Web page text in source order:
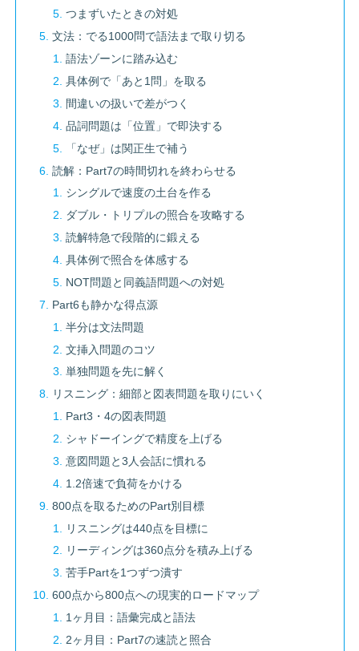
つまずいたときの対処
文法：でる1000問で語法まで取り切る
語法ゾーンに踏み込む
具体例で「あと1問」を取る
間違いの扱いで差がつく
品詞問題は「位置」で即決する
「なぜ」は関正生で補う
読解：Part7の時間切れを終わらせる
シングルで速度の土台を作る
ダブル・トリプルの照合を攻略する
読解特急で段階的に鍛える
具体例で照合を体感する
NOT問題と同義語問題への対処
Part6も静かな得点源
半分は文法問題
文挿入問題のコツ
単独問題を先に解く
リスニング：細部と図表問題を取りにいく
Part3・4の図表問題
シャドーイングで精度を上げる
意図問題と3人会話に慣れる
1.2倍速で負荷をかける
800点を取るためのPart別目標
リスニングは440点を目標に
リーディングは360点分を積み上げる
苦手Partを1つずつ潰す
600点から800点への現実的ロードマップ
1ヶ月目：語彙完成と語法
2ヶ月目：Part7の速読と照合